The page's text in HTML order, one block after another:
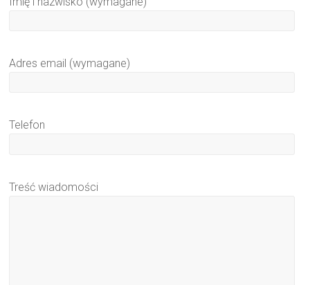
Adres email (wymagane)
Telefon
Treść wiadomości